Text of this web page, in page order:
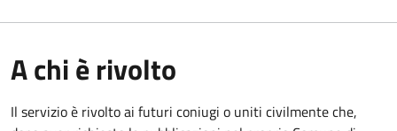
A chi è rivolto
Il servizio è rivolto ai futuri coniugi o uniti civilmente che,